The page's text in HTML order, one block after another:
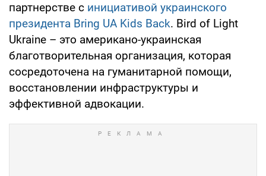
партнерстве с инициативой украинского
президента Bring UA Kids Back. Bird of Light
Ukraine – это американо-украинская
благотворительная организация, которая
сосредоточена на гуманитарной помощи,
восстановлении инфраструктуры и
эффективной адвокации.